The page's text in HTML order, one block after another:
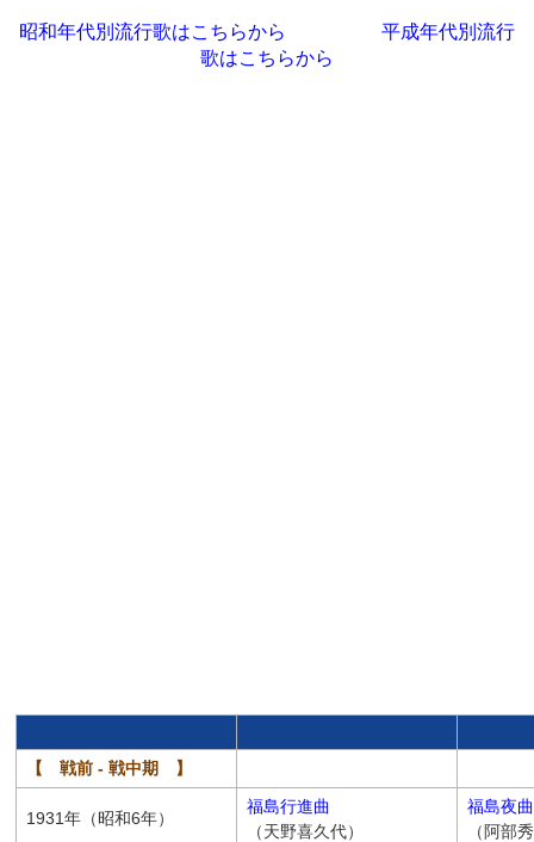
昭和年代別流行歌はこちらから
平成年代別流行
歌はこちらから
【 戦前 - 戦中期 】
1931年（昭和6年）
福島行進曲
（天野喜久代）
福島夜
（阿部